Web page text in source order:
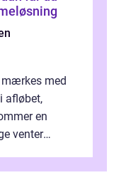
mærkes med
afløbet,
en
venter